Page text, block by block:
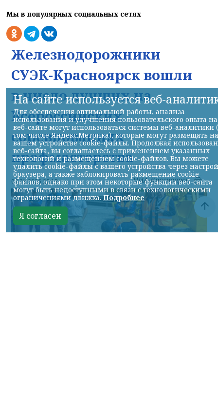
Мы в популярных социальных сетях
Железнодорожники
СУЭК-Красноярск вошли
в число лучших на
Всероссийских
соревнованиях
профмастерства
07.08.2026 22:13 НИА-Красноярск
На сайте используется веб-
Для обеспечения оптимальной работы, анализа
использования и улучшения пользовательского опыта на
веб-сайте могут использоваться системы веб-аналитики
том числе Яндекс.Метрика), которые могут размещать на
вашем устройстве cookie-файлы. Продолжая
веб-сайта, вы соглашаетесь с применением указанных
технологий и размещением cookie-файлов. Вы можете
удалить cookie-файлы с вашего устройства через
браузера, а также заблокировать размещение cookie-
файлов, однако при этом некоторые функции веб-сайта
могут быть недоступными в связи с технологическими
ограничениями движка.Подробнее
Я согласен